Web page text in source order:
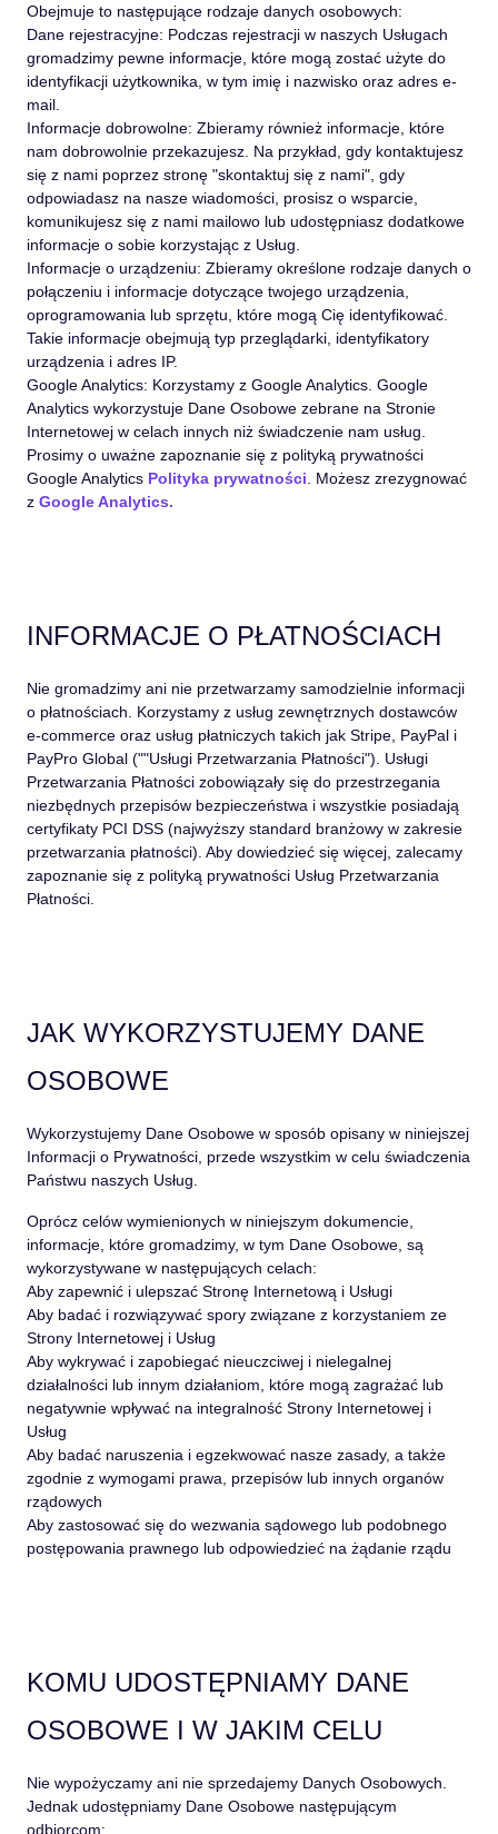
Obejmuje to następujące rodzaje danych osobowych:
Dane rejestracyjne: Podczas rejestracji w naszych Usługach
gromadzimy pewne informacje, które mogą zostać użyte do
identyfikacji użytkownika, w tym imię i nazwisko oraz adres e-
mail.
Informacje dobrowolne: Zbieramy również informacje, które
nam dobrowolnie przekazujesz. Na przykład, gdy kontaktujesz
się z nami poprzez stronę "skontaktuj się z nami", gdy
odpowiadasz na nasze wiadomości, prosisz o wsparcie,
komunikujesz się z nami mailowo lub udostępniasz dodatkowe
informacje o sobie korzystając z Usług.
Informacje o urządzeniu: Zbieramy określone rodzaje danych o
połączeniu i informacje dotyczące twojego urządzenia,
oprogramowania lub sprzętu, które mogą Cię identyfikować.
Takie informacje obejmują typ przeglądarki, identyfikatory
urządzenia i adres IP.
Google Analytics: Korzystamy z Google Analytics. Google
Analytics wykorzystuje Dane Osobowe zebrane na Stronie
Internetowej w celach innych niż świadczenie nam usług.
Prosimy o uważne zapoznanie się z polityką prywatności
Google Analytics Polityka prywatności . Możesz zrezygnować
z Google Analytics.
INFORMACJE O PŁATNOŚCIACH
Nie gromadzimy ani nie przetwarzamy samodzielnie informacji
o płatnościach. Korzystamy z usług zewnętrznych dostawców
e-commerce oraz usług płatniczych takich jak Stripe, PayPal i
PayPro Global (""Usługi Przetwarzania Płatności"). Usługi
Przetwarzania Płatności zobowiązały się do przestrzegania
niezbędnych przepisów bezpieczeństwa i wszystkie posiadają
certyfikaty PCI DSS (najwyższy standard branżowy w zakresie
przetwarzania płatności). Aby dowiedzieć się więcej, zalecamy
zapoznanie się z polityką prywatności Usług Przetwarzania
Płatności.
JAK WYKORZYSTUJEMY DANE
OSOBOWE
Wykorzystujemy Dane Osobowe w sposób opisany w niniejszej
Informacji o Prywatności, przede wszystkim w celu świadczenia
Państwu naszych Usług.
Oprócz celów wymienionych w niniejszym dokumencie,
informacje, które gromadzimy, w tym Dane Osobowe, są
wykorzystywane w następujących celach:
Aby zapewnić i ulepszać Stronę Internetową i Usługi
Aby badać i rozwiązywać spory związane z korzystaniem ze
Strony Internetowej i Usług
Aby wykrywać i zapobiegać nieuczciwej i nielegalnej
działalności lub innym działaniom, które mogą zagrażać lub
negatywnie wpływać na integralność Strony Internetowej i
Usług
Aby badać naruszenia i egzekwować nasze zasady, a także
zgodnie z wymogami prawa, przepisów lub innych organów
rządowych
Aby zastosować się do wezwania sądowego lub podobnego
postępowania prawnego lub odpowiedzieć na żądanie rządu
KOMU UDOSTĘPNIAMY DANE
OSOBOWE I W JAKIM CELU
Nie wypożyczamy ani nie sprzedajemy Danych Osobowych.
Jednak udostępniamy Dane Osobowe następującym
odbiorcom: